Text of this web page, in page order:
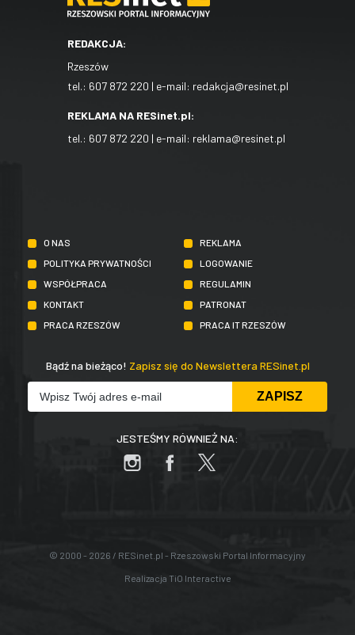
REDAKCJA:
Rzeszów
tel.: 607 872 220 | e-mail: redakcja@resinet.pl
REKLAMA NA RESinet.pl:
tel.: 607 872 220 | e-mail: reklama@resinet.pl
O NAS
REKLAMA
POLITYKA PRYWATNOŚCI
LOGOWANIE
WSPÓŁPRACA
REGULAMIN
KONTAKT
PATRONAT
PRACA RZESZÓW
PRACA IT RZESZÓW
Bądź na bieżąco! Zapisz się do Newslettera RESinet.pl
JESTEŚMY RÓWNIEŻ NA:
© 2000 - 2026 / RESinet.pl - Rzeszowski Portal Informacyjny
Realizacja TiO Interactive